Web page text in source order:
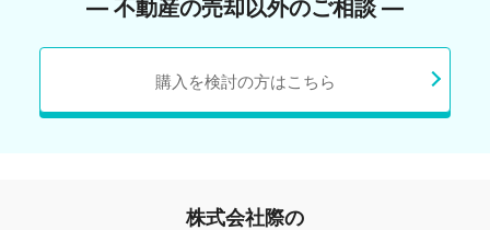
― 不動産の売却以外のご相談 ―
購入を検討の方はこちら
株式会社際の